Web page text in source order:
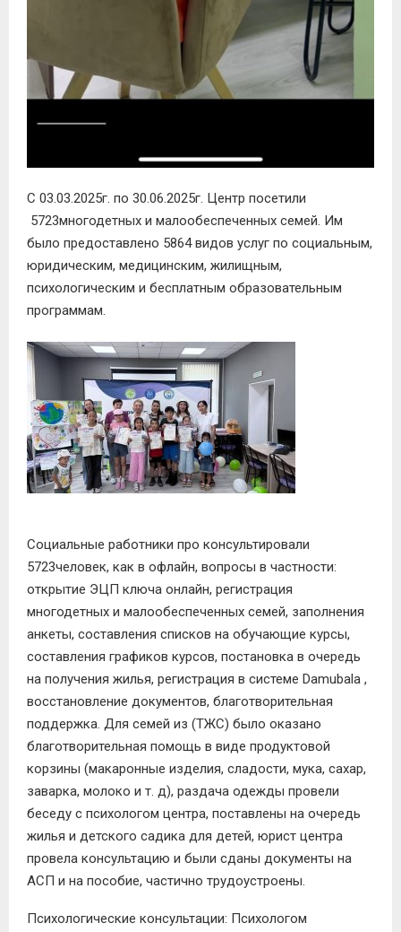
С 03.03.2025г. по 30.06.2025г. Центр посетили
5723многодетных и малообеспеченных семей. Им
было предоставлено 5864 видов услуг по социальным,
юридическим, медицинским, жилищным,
психологическим и бесплатным образовательным
программам.
Социальные работники про консультировали
5723человек, как в офлайн, вопросы в частности:
открытие ЭЦП ключа онлайн, регистрация
многодетных и малообеспеченных семей, заполнения
анкеты, составления списков на обучающие курсы,
составления графиков курсов, постановка в очередь
на получения жилья, регистрация в системе Damubala ,
восстановление документов, благотворительная
поддержка. Для семей из (ТЖС) было оказано
благотворительная помощь в виде продуктовой
корзины (макаронные изделия, сладости, мука, сахар,
заварка, молоко и т. д), раздача одежды провели
беседу с психологом центра, поставлены на очередь
жилья и детского садика для детей, юрист центра
провела консультацию и были сданы документы на
АСП и на пособие, частично трудоустроены.
Психологические консультации: Психологом